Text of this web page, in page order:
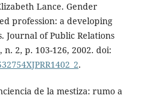
Lance. Gender
profession: a developing
of Public Relations
2, p. 103-126, 2002. doi:
.
de la mestiza: rumo a